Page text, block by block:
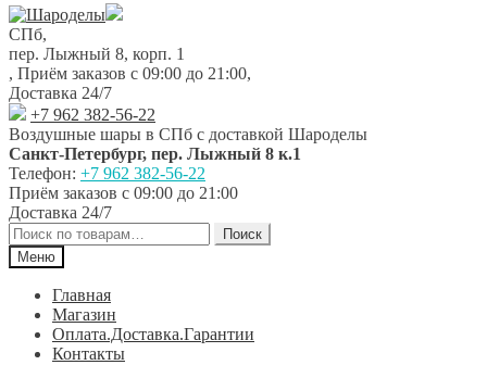
Перейти
к
навигации
Перейти
к
содержимому
СПб,
пер. Лыжный 8, корп. 1
, Приём заказов с 09:00 до 21:00,
Доставка 24/7
+7 962 382-56-22
Воздушные шары в СПб с доставкой Шароделы
Санкт-Петербург, пер. Лыжный 8 к.1
Телефон: +7 962 382-56-22
Приём заказов с 09:00 до 21:00
Доставка 24/7
Искать:
Поиск
Меню
Главная
Магазин
Оплата.Доставка.Гарантии
Контакты